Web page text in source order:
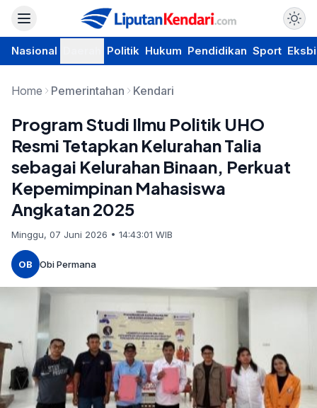
Nasional Politik Hukum Pendidikan Sport
Home Pemerintahan Kendari
Program Studi Ilmu Politik UHO
Resmi Tetapkan Kelurahan Talia
sebagai Kelurahan Binaan, Perkuat
Kepemimpinan Mahasiswa
Angkatan 2025
Minggu, 07 Juni 2026 • 14:43:01 WIB
OB Obi Permana